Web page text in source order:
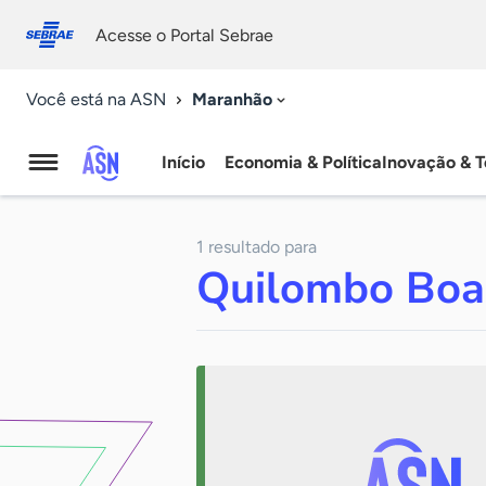
conosco
Acesse o Portal Sebrae
Você está na ASN Maranhão
Agência
Notícias
Início Economia & PolíticaInovação &
1 resultado para
Quilombo